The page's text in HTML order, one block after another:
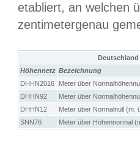
etabliert, an welchen
zentimetergenau
Höhennetz Bezeichnung
DHHN2016
Meter über
DHHN92
Meter über
DHHN12
Meter über Normalnull (m.
SNN76
Meter über Höhennormal